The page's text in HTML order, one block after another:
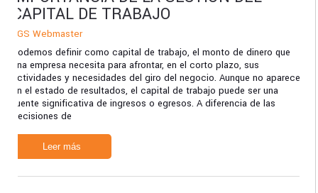
CAPITAL DE TRABAJO
TGS Webmaster
Podemos definir como capital de trabajo, el monto de dinero que
una empresa necesita para afrontar, en el corto plazo, sus
actividades y necesidades del giro del negocio. Aunque no aparece
en el estado de resultados, el capital de trabajo puede ser una
fuente significativa de ingresos o egresos. A diferencia de las
decisiones de
Leer más